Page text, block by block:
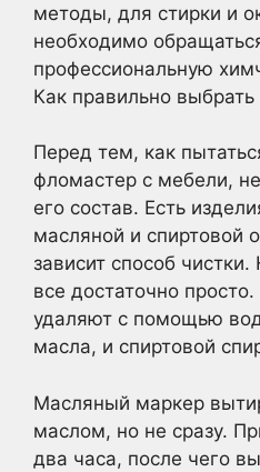
методы, для стирки и
необходимо
профессиональную
Как правильно выбрать
Перед тем, как
фломастер с мебели,
его состав. Есть
масляной и спиртовой
зависит способ
все достаточно
удаляют с помощью
масла, и спиртовой
Масляный маркер
маслом, но не сразу.
два часа, после чего